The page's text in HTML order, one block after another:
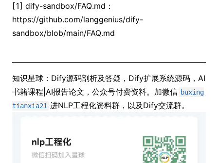
[1] dify-sandbox/FAQ.md：
https://github.com/langgenius/dify-
sandbox/blob/main/FAQ.md
知识星球：Dify源码剖析及答疑，Dify扩展系统源码，AI
书籍课程|AI报告论文，公众号付费资料。加微信 buxing
tianxia21 进NLP工程化资料群，以及Dify交流群。